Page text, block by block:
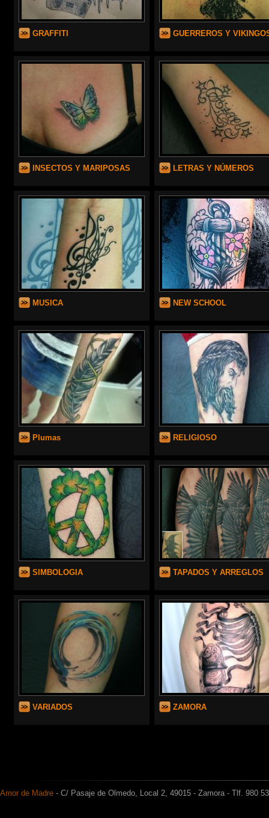
GRAFFITI GUERREROS Y
INSECTOS Y MARIPOSAS LETRAS Y NÚMEROS
MUSICA NEW SCHOOL
Plumas RELIGIOSO
SIMBOLOGIA TAPADOS Y ARREGLOS
VARIADOS ZAMORA
Amor de Madre - C/ Pasaje de Olmedo, Local 2, 49015 - Zamora - Tlf. 980